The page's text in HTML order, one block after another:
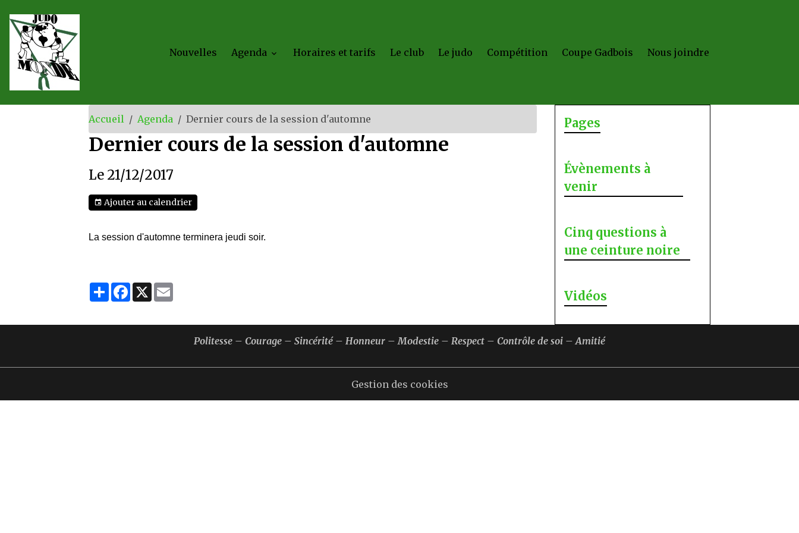
Nouvelles Agenda Horaires et tarifs Le club Le judo Compétition Coupe Gadbois Nous joindre
Accueil Agenda Dernier cours de la session d'automne
Dernier cours de la session d'automne
Le 21/12/2017
Ajouter au calendrier
La session d'automne terminera jeudi soir.
PartagerFacebook
X
Pages
Évènements à
venir
Cinq questions à
une ceinture noire
Vidéos
Politesse – Courage – Sincérité – Honneur – Modestie – Respect – Contrôle de soi – Amitié
Gestion des cookies